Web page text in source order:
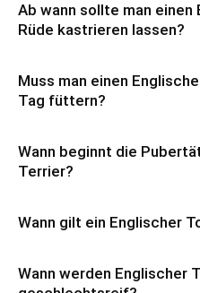
Ab wann sollte man
Rüde kastrieren lassen?
Muss man einen
Tag füttern?
Wann beginnt die
Terrier?
Wann gilt ein Englischer
Wann werden Englischer